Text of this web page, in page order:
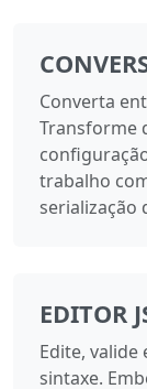
Converta
Transforme
trabalho
serialização
EDITOR
Edite, valide
sintaxe.